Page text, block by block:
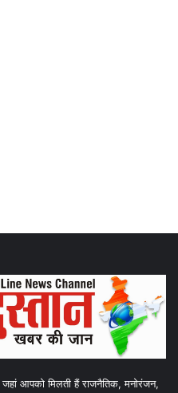
आपको मिलती हैं राजनैतिक, मनोरंजन,